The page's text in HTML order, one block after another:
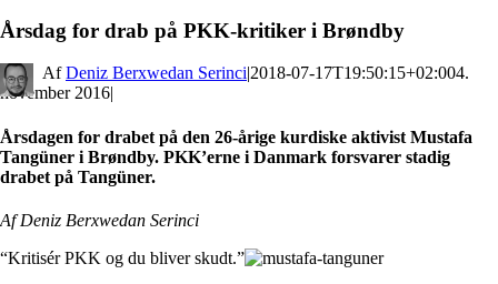
Årsdag for drab på PKK-kritiker i Brøndby
By Deniz Berxwedan Serinci|2018-07-17T19:50:15+02:004.
november 2016|
Årsdagen for drabet på den 26-årige kurdiske aktivist Mustafa
Tangüner i Brøndby. PKK’erne i Danmark forsvarer stadig
drabet på Tangüner.
Af Deniz Berxwedan Serinci
“Kritisér PKK og du bliver skudt.”